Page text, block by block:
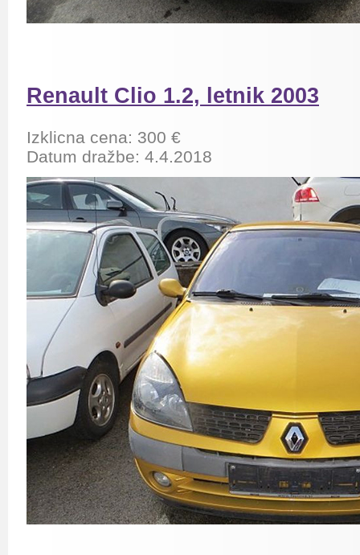
Renault Clio 1.2, letnik 2003
Izklicna cena: 300 €
Datum dražbe: 4.4.2018